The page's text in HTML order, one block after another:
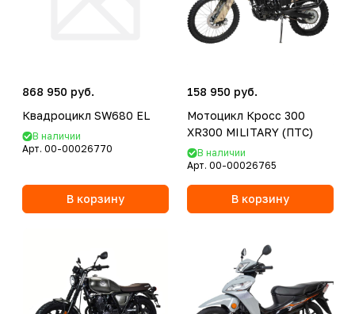
868 950 руб.
Квадроцикл SW680 EL
В наличии
Арт. 00-00026770
В корзину
158 950 руб.
Мотоцикл Кросс 300
XR300 MILITARY (ПТС)
В наличии
Арт. 00-00026765
В корзину